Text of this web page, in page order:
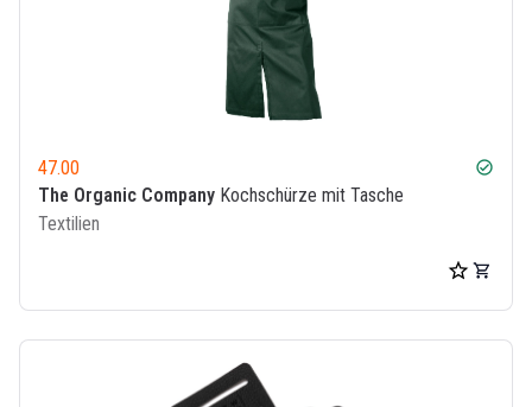
47.00 check_circle
The Organic Company Kochschürze mit Tasche
Textilien